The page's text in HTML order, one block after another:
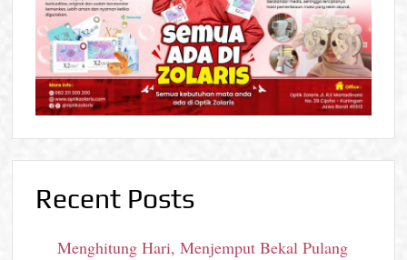
Recent Posts
Menghitung Hari, Menjemput Bekal Pulang